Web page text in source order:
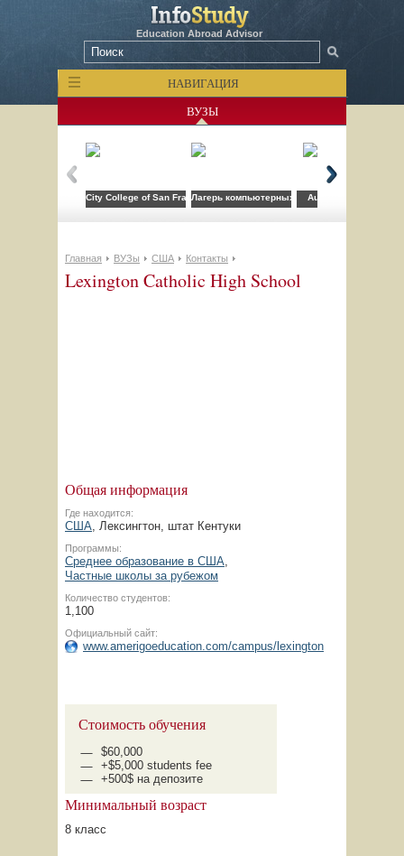
Education Abroad Advisor
НАВИГАЦИЯ
ВУЗЫ
City College of San FranciscoЛагерь компьютерных технологий FLS при
Auburn University
Главная ВУЗы США Контакты
Lexington Catholic High School
Общая информация
Где находится:
США, Лексингтон, штат Кентуки
Программы:
Среднее образование в США,
Частные школы за рубежом
Количество студентов:
1,100
Официальный сайт:
www.amerigoeducation.com/campus/lexington
Стоимость обучения
$60,000
+$5,000 students fee
+500$ на депозите
Минимальный возраст
8 класс